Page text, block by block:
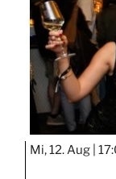
Mi, 12. Aug |